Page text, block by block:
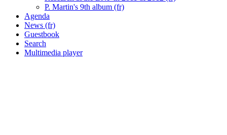
P. Martin's 9th album (fr)
Agenda
News (fr)
Guestbook
Search
Multimedia player